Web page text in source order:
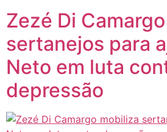
Zezé Di
sertanejos para
Neto em luta
depressão